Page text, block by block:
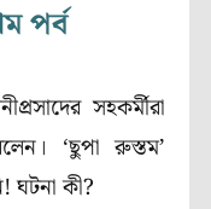
পর্ব
সহকর্মীরা
‘ছুপা রুস্তম’
ঘটনা কী?